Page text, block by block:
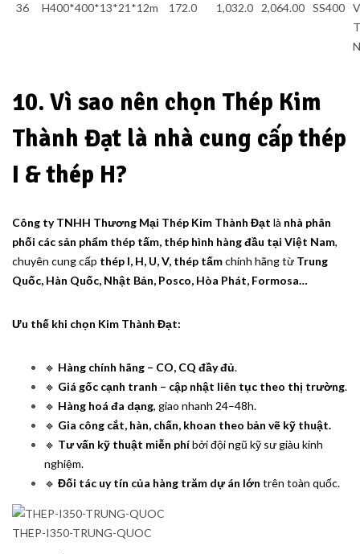
36
H400*400*13*21*12m 172.0 1,032.0 2,064.00 SS400
10. Vì sao nên chọn Thép Kim
Thành Đạt là nhà cung cấp thép
I & thép H?
Công ty TNHH Thương Mại Thép Kim Thành Đạt là nhà phân
phối các sản phẩm thép tấm, thép hình hàng đầu tại Việt Nam,
chuyên cung cấp thép I, H, U, V, thép tấmchính hãng từ Trung
Quốc, Hàn Quốc, Nhật Bản, Posco, Hòa Phát, Formosa…
Ưu thế khi chọn Kim Thành Đạt:
🔹 Hàng chính hãng – CO, CQ đầy đủ.
🔹 Giá gốc cạnh tranh – cập nhật liên tục theo thị trường.
🔹 Hàng hoá đa dạng, giao nhanh 24–48h.
🔹 Gia công cắt, hàn, chấn, khoan theo bản vẽ kỹ thuật.
🔹 Tư vấn kỹ thuật miễn phíbởi đội ngũ kỹ sư giàu kinh
nghiệm.
🔹 Đối tác uy tín của hàng trăm dự án lớn trên toàn quốc.
THEP-I350-TRUNG-QUOC